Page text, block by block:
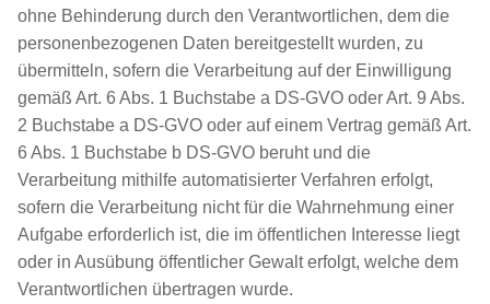
ohne Behinderung durch den Verantwortlichen, dem die
personenbezogenen Daten bereitgestellt wurden, zu
übermitteln, sofern die Verarbeitung auf der Einwilligung
gemäß Art. 6 Abs. 1 Buchstabe a DS-GVO oder Art. 9 Abs.
2 Buchstabe a DS-GVO oder auf einem Vertrag gemäß Art.
6 Abs. 1 Buchstabe b DS-GVO beruht und die
Verarbeitung mithilfe automatisierter Verfahren erfolgt,
sofern die Verarbeitung nicht für die Wahrnehmung einer
Aufgabe erforderlich ist, die im öffentlichen Interesse liegt
oder in Ausübung öffentlicher Gewalt erfolgt, welche dem
Verantwortlichen übertragen wurde.